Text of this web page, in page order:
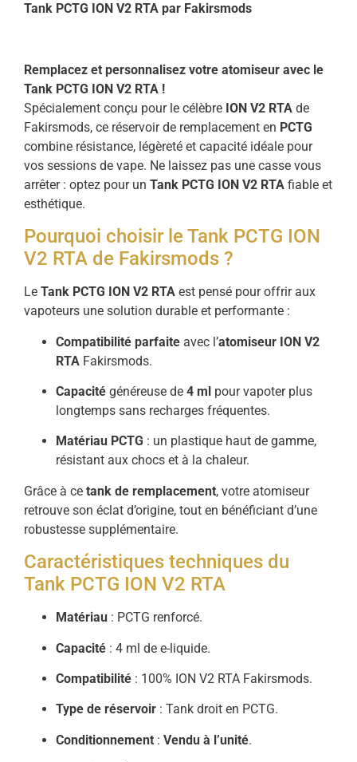
Tank PCTG ION V2 RTA par Fakirsmods
Remplacez et personnalisez votre atomiseur avec le
Tank PCTG ION V2 RTA !
Spécialement conçu pour le célèbre ION V2 RTA de
Fakirsmods, ce réservoir de remplacement en PCTG
combine résistance, légèreté et capacité idéale pour
vos sessions de vape. Ne laissez pas une casse vous
arrêter : optez pour un Tank PCTG ION V2 RTA fiable et
esthétique.
Pourquoi choisir le Tank PCTG ION
V2 RTA de Fakirsmods ?
Le Tank PCTG ION V2 RTA est pensé pour offrir aux
vapoteurs une solution durable et performante :
Compatibilité parfaite avec l’atomiseur ION V2
RTA Fakirsmods.
Capacité généreuse de 4 ml pour vapoter plus
longtemps sans recharges fréquentes.
Matériau PCTG : un plastique haut de gamme,
résistant aux chocs et à la chaleur.
Grâce à ce tank de remplacement, votre atomiseur
retrouve son éclat d’origine, tout en bénéficiant d’une
robustesse supplémentaire.
Caractéristiques techniques du
Tank PCTG ION V2 RTA
Matériau : PCTG renforcé.
Capacité : 4 ml de e-liquide.
Compatibilité : 100% ION V2 RTA Fakirsmods.
Type de réservoir : Tank droit en PCTG.
Conditionnement : Vendu à l’unité.